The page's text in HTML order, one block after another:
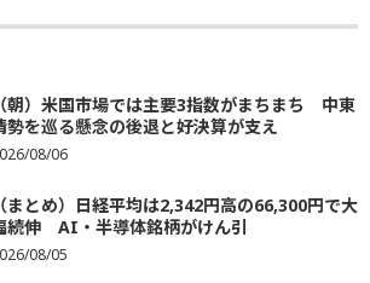
（朝）米国市場では主要3指数がまちまち 中東
勢を巡る懸念の後退と好決算が支え
08/06
（まとめ）日経平均は2,342円高の66,300円で大
続伸 AI・半導体銘柄がけん引
08/05